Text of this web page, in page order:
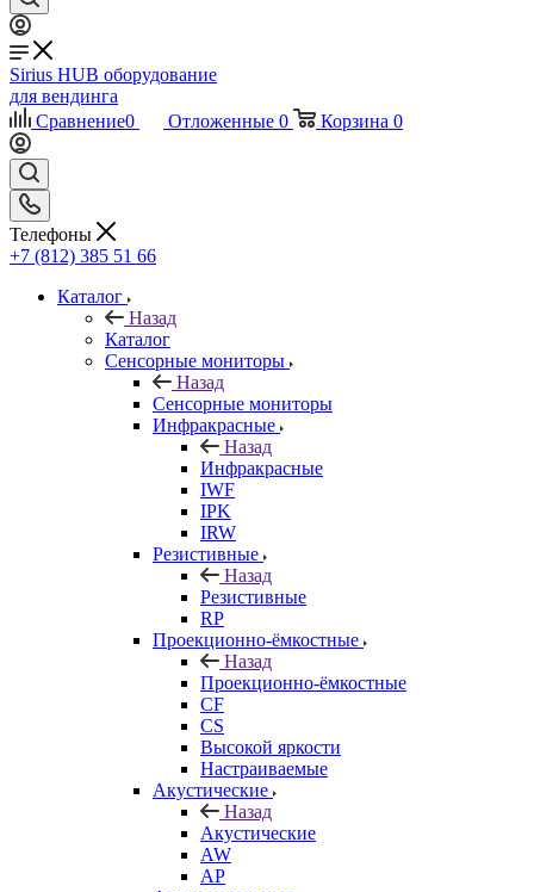
Sirius HUB оборудование
для вендинга
Сравнение0 Отложенные 0 Корзина 0
Телефоны
+7 (812) 385 51 66
Каталог
Назад
Каталог
Сенсорные мониторы
Назад
Сенсорные мониторы
Инфракрасные
Назад
Инфракрасные
IWF
IPK
IRW
Резистивные
Назад
Резистивные
RP
Проекционно-ёмкостные
Назад
Проекционно-ёмкостные
CF
CS
Высокой яркости
Настраиваемые
Акустические
Назад
Акустические
AW
AP